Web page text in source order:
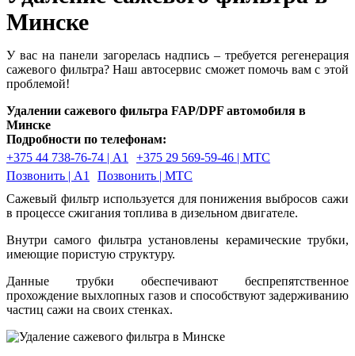
Минске
У вас на панели загорелась надпись – требуется регенерация
сажевого фильтра? Наш автосервис сможет помочь вам с этой
проблемой!
Удалении сажевого фильтра FAP/DPF автомобиля в
Минске
Подробности по телефонам:
+375 44 738-76-74 | А1
+375 29 569-59-46 | МТС
Позвонить | А1
Позвонить | МТС
Сажевый фильтр используется для понижения выбросов сажи
в процессе сжигания топлива в дизельном двигателе.
Внутри самого фильтра установлены керамические трубки,
имеющие пористую структуру.
Данные трубки обеспечивают беспрепятственное
прохождение выхлопных газов и способствуют задерживанию
частиц сажи на своих стенках.